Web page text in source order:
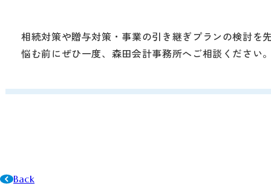
相続対策や贈与対策・事業の引き継ぎプランの検討を
悩む前にぜひ一度、森田会計事務所へご相談ください
Back